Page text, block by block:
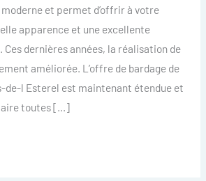
et permet d’offrir à votre
apparence et une excellente
dernières années, la réalisation de
améliorée. L’offre de bardage de
de-l Esterel est maintenant étendue et
toutes […]